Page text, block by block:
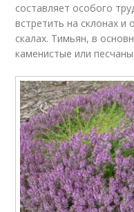
составляет особого
встретить на склонах и
скалах. Тимьян, в
каменистые или